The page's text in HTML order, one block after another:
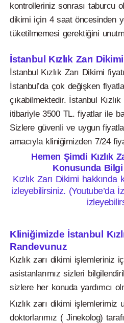
kontrolleriniz sonrası taburcu
dikimi için 4 saat öncesinden
tüketilmemesi gerektiğini
İstanbul Kızlık Zarı
İstanbul Kızlık Zarı Dikimi
İstanbul’da çok değişken
çıkabilmektedir. İstanbul
itibariyle 3500 TL. fiyatlar ile
Sizlere güvenli ve uygun
amacıyla kliniğimizden 7/24
Hemen Şimdi Kızlık
Konusunda
Kızlık Zarı Dikimi hakkında
izleyebilirsiniz. (Youtube’da
Kliniğimizde İstanbul
Randevunuz
Kızlık zarı dikimi işlemleriniz
asistanlarımız sizleri
sizlere her konuda yardımcı
Kızlık zarı dikimi işlemlerimiz
doktorlarımız ( Jinekolog)